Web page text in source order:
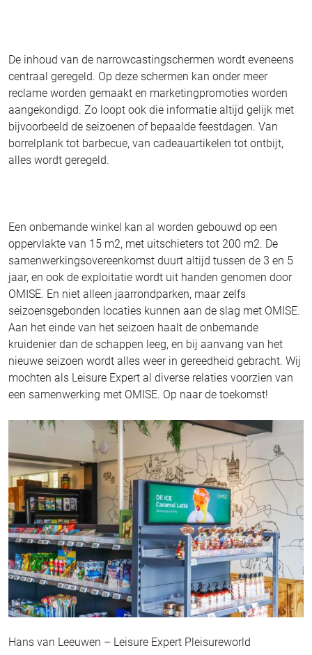
De inhoud van de narrowcastingschermen wordt eveneens
centraal geregeld. Op deze schermen kan onder meer
reclame worden gemaakt en marketingpromoties worden
aangekondigd. Zo loopt ook die informatie altijd gelijk met
bijvoorbeeld de seizoenen of bepaalde feestdagen. Van
borrelplank tot barbecue, van cadeauartikelen tot ontbijt,
alles wordt geregeld.
Een onbemande winkel kan al worden gebouwd op een
oppervlakte van 15 m2, met uitschieters tot 200 m2. De
samenwerkingsovereenkomst duurt altijd tussen de 3 en 5
jaar, en ook de exploitatie wordt uit handen genomen door
OMISE. En niet alleen jaarrondparken, maar zelfs
seizoensgebonden locaties kunnen aan de slag met OMISE.
Aan het einde van het seizoen haalt de onbemande
kruidenier dan de schappen leeg, en bij aanvang van het
nieuwe seizoen wordt alles weer in gereedheid gebracht. Wij
mochten als Leisure Expert al diverse relaties voorzien van
een samenwerking met OMISE. Op naar de toekomst!
Hans van Leeuwen – Leisure Expert Pleisureworld